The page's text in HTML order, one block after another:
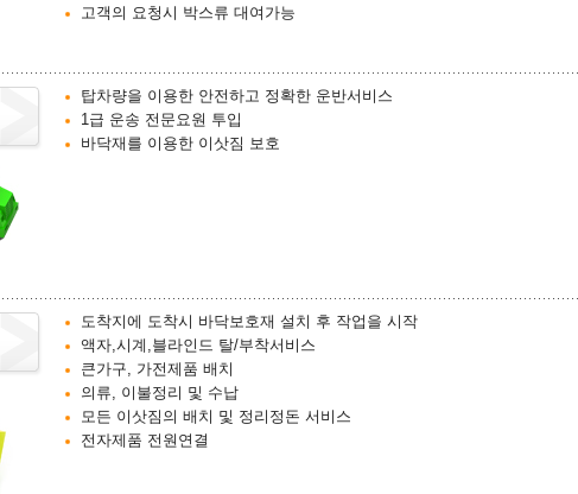
고객의 요청시 박스류 대여가능
탑차량을 이용한 안전하고 정확한 운반서비스
1급 운송 전문요원 투입
바닥재를 이용한 이삿짐 보호
도착지에 도착시 바닥보호재 설치 후 작업을 시작
액자,시계,블라인드 탈/부착서비스
큰가구, 가전제품 배치
의류, 이불정리 및 수납
모든 이삿짐의 배치 및 정리정돈 서비스
전자제품 전원연결